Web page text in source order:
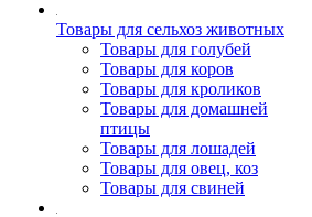
Товары для сельхоз животных
Товары для голубей
Товары для коров
Товары для кроликов
Товары для домашней
птицы
Товары для лошадей
Товары для овец, коз
Товары для свиней